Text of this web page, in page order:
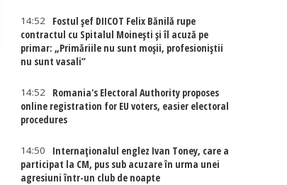
14:52
Fostul șef DIICOT Felix Bănilă rupe
contractul cu Spitalul Moinești și îl acuză pe
primar: „Primăriile nu sunt moșii, profesioniștii
nu sunt vasali”
14:52
Romania's Electoral Authority proposes
online registration for EU voters, easier electoral
procedures
14:50
Internaţionalul englez Ivan Toney, care a
participat la CM, pus sub acuzare în urma unei
agresiuni într-un club de noapte